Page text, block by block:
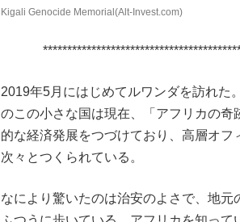
Kigali Genocide Memorial(Alt-Invest.com)
2019年5月にはじめてルワンダを訪れた
のこの小さな国は現在、「アフリカの
的な経済発展をつづけており、高層オ
次々とつくられている。
なにより驚いたのは治安のよさで、地元